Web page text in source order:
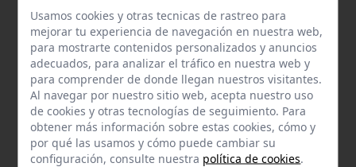
Centro histórico de sanlúcar la mayor
Sanlúcar la Mayor a 0,27 km.
Usamos cookies y otras tecnicas de rastreo para
mejorar tu experiencia de navegación en nuestra web,
para mostrarte contenidos personalizados y anuncios
adecuados, para analizar el tráfico en nuestra web y
para comprender de donde llegan nuestros visitantes.
Al navegar por nuestro sitio web, acepta nuestro uso
de cookies y otras tecnologías de seguimiento. Para
obtener más información sobre estas cookies, cómo y
por qué las usamos y cómo puede cambiar su
configuración, consulte nuestra política de cookies.